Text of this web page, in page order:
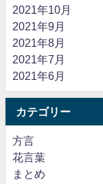
2021年10月
2021年9月
2021年8月
2021年7月
2021年6月
カテゴリー
方言
花言葉
まとめ